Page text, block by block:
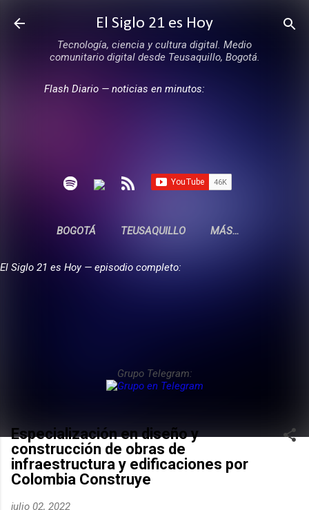
Ir al contenido principal
El Siglo 21 es Hoy
Tecnología, ciencia y cultura digital. Medio
comunitario digital desde Teusaquillo, Bogotá.
Flash Diario — noticias en minutos:
BOGOTÁ TEUSAQUILLO MÁS…
El Siglo 21 es Hoy — episodio completo:
Grupo Telegram:
Especialización en diseño y
construcción de obras de
infraestructura y edificaciones por
Colombia Construye
julio 02, 2022